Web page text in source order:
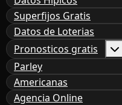
Superfijos Gratis
Datos de Loterias
Pronosticos gratis
Parley
Americanas
Agencia Online